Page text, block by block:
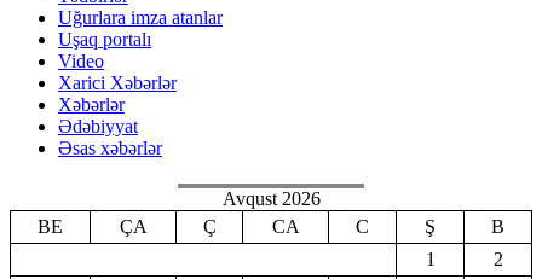
Uğurlara imza atanlar
Uşaq portalı
Video
Xarici Xəbərlər
Xəbərlər
Ədəbiyyat
Əsas xəbərlər
Avqust 2026
BE
ÇA Ç CA C Ş
B
1
2